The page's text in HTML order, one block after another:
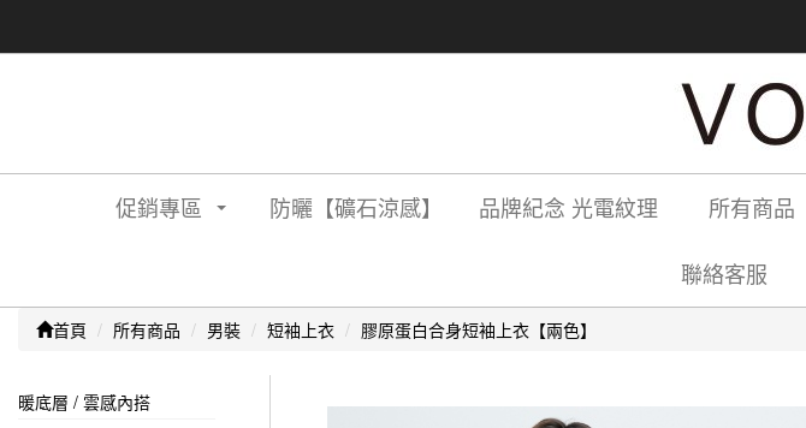
促銷專區 防曬【礦石涼感】 品牌紀念 光電紋理 所有商品
聯絡客服
首頁 所有商品 男裝 短袖上衣 膠原蛋白合身短袖上衣【兩色】
暖底層 / 雲感內搭